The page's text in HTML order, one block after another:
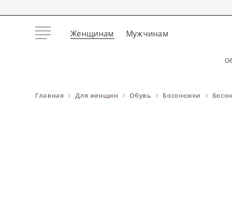
Женщинам Мужчинам
Главная Для женщин Обувь Босоножки